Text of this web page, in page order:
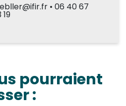
• 06 40 67
19
pourraient
: